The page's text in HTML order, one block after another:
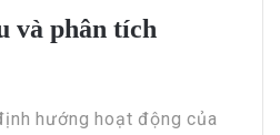
và phân tích
hướng hoạt động của